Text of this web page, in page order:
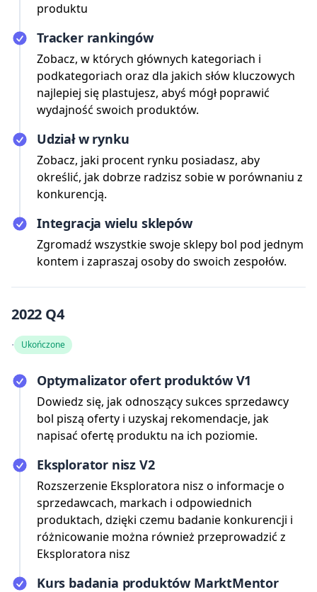
produktu
Tracker rankingów
Zobacz, w których głównych kategoriach i
podkategoriach oraz dla jakich słów kluczowych
najlepiej się plastujesz, abyś mógł poprawić
wydajność swoich produktów.
Udział w rynku
Zobacz, jaki procent rynku posiadasz, aby
określić, jak dobrze radzisz sobie w porównaniu z
konkurencją.
Integracja wielu sklepów
Zgromadź wszystkie swoje sklepy bol pod jednym
kontem i zapraszaj osoby do swoich zespołów.
2022 Q4
· Ukończone
Optymalizator ofert produktów V1
Dowiedz się, jak odnoszący sukces sprzedawcy
bol piszą oferty i uzyskaj rekomendacje, jak
napisać ofertę produktu na ich poziomie.
Eksplorator nisz V2
Rozszerzenie Eksploratora nisz o informacje o
sprzedawcach, markach i odpowiednich
produktach, dzięki czemu badanie konkurencji i
różnicowanie można również przeprowadzić z
Eksploratora nisz
Kurs badania produktów MarktMentor